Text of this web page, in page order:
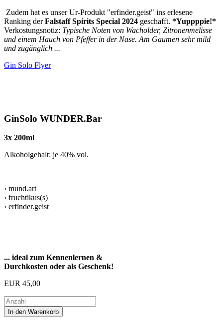
Zudem hat es unser Ur-Produkt "erfinder.geist" ins erlesene
Ranking derFalstaff Spirits Special 2024 geschafft. *Yuppppie!*
Verkostungsnotiz: Typische Noten von Wacholder, Zitronenmelisse
und einem Hauch von Pfeffer in der Nase. Am Gaumen sehr mild
und zugänglich ...
Gin Solo Flyer
GinSolo WUNDER.Bar
3x 200ml
Alkoholgehalt: je 40% vol.
› mund.art
› fruchtikus(s)
› erfinder.geist
... ideal zum Kennenlernen &
Durchkosten oder als Geschenk!
EUR 45,00